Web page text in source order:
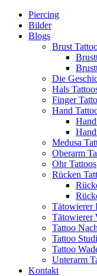
Piercing
Bilder
Blogs
Brust
Die
Hals
Finger
Hand
Medusa
Oberarm
Ohr Tattoos
Rücken
Tätowierer
Tätowierer
Tattoo
Tattoo
Tattoo
Unterarm
Kontakt